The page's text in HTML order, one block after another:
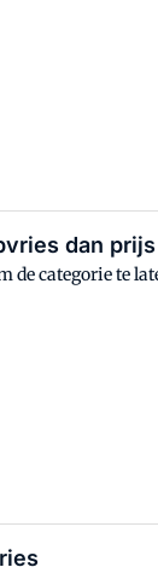
dan prijs
de categorie te